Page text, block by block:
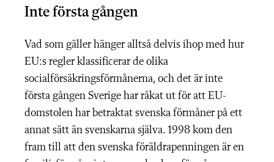
Inte första gången
Vad som gäller hänger alltså delvis ihop med hur
EU:s regler klassificerar de olika
socialförsäkringsförmånerna, och det är inte
första gången Sverige har råkat ut för att EU-
domstolen har betraktat svenska förmåner på ett
annat sätt än svenskarna själva. 1998 kom den
fram till att den svenska föräldrapenningen är en